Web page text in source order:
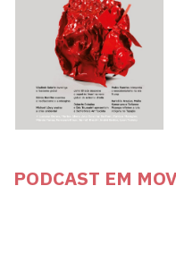
PODCAST EM